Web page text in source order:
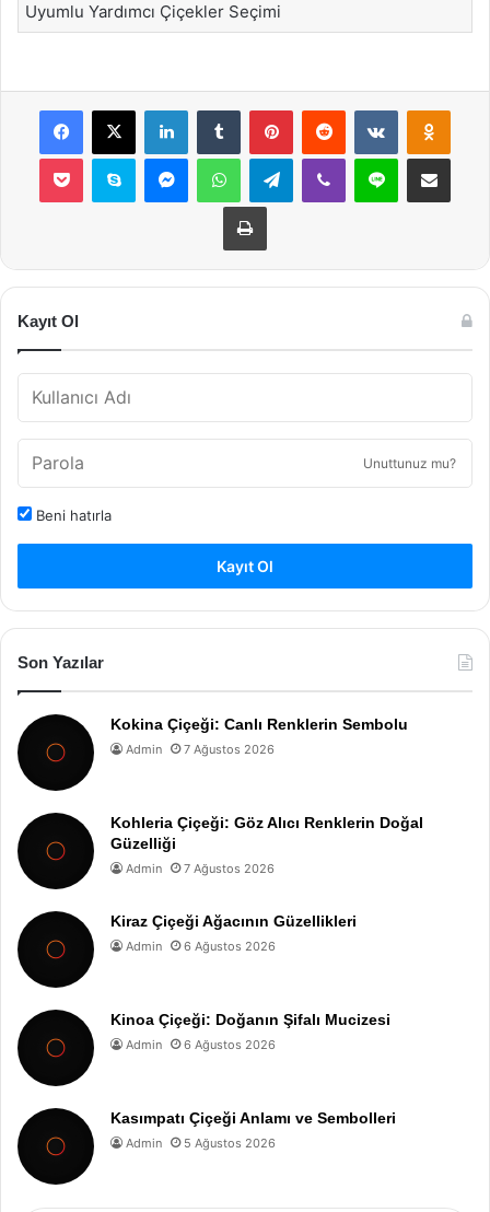
Uyumlu Yardımcı Çiçekler Seçimi
Facebook
X LinkedInTumblr PinterestReddit VKontakte
Pocket Skype MessengerWhatsAppTelegramViber Line E-Posta ile
Yazdır
Kayıt Ol
Unuttunuz mu?
Beni hatırla
Kayıt Ol
Son Yazılar
Kokina Çiçeği: Canlı Renklerin Sembolu
Admin 7 Ağustos 2026
Kohleria Çiçeği: Göz Alıcı Renklerin Doğal
Güzelliği
Admin 7 Ağustos 2026
Kiraz Çiçeği Ağacının Güzellikleri
Admin 6 Ağustos 2026
Kinoa Çiçeği: Doğanın Şifalı Mucizesi
Admin 6 Ağustos 2026
Kasımpatı Çiçeği Anlamı ve Sembolleri
Admin 5 Ağustos 2026